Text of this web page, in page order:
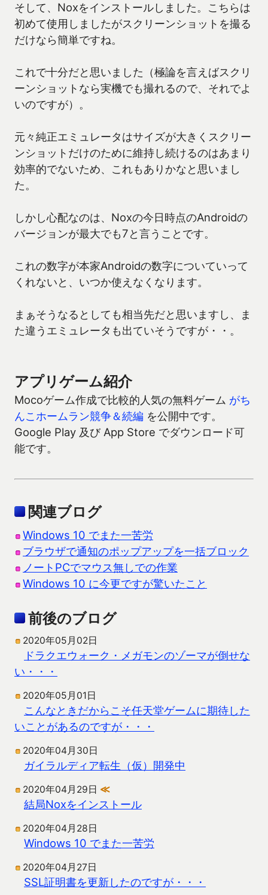
そして、Noxをインストールしました。こちらは
初めて使用しましたがスクリーンショットを撮る
だけなら簡単ですね。
これで十分だと思いました（極論を言えばスクリ
ーンショットなら実機でも撮れるので、それでよ
いのですが）。
元々純正エミュレータはサイズが大きくスクリー
ンショットだけのために維持し続けるのはあまり
効率的でないため、これもありかなと思いまし
た。
しかし心配なのは、Noxの今日時点のAndroidの
バージョンが最大でも7と言うことです。
これの数字が本家Androidの数字についていって
くれないと、いつか使えなくなります。
まぁそうなるとしても相当先だと思いますし、ま
た違うエミュレータも出ていそうですが・・。
アプリゲーム紹介
Mocoゲーム作成で比較的人気の無料ゲーム がち
んこホームラン競争＆続編 を公開中です。
Google Play 及び App Store でダウンロード可
能です。
関連ブログ
Windows 10 でまた一苦労
ブラウザで通知のポップアップを一括ブロック
ノートPCでマウス無しでの作業
Windows 10 に今更ですが驚いたこと
前後のブログ
2020年05月02日
ドラクエウォーク・メガモンのゾーマが倒せな
い・・・
2020年05月01日
こんなときだからこそ任天堂ゲームに期待した
いことがあるのですが・・・
2020年04月30日
ガイラルディア転生（仮）開発中
2020年04月29日 ≪
結局Noxをインストール
2020年04月28日
Windows 10 でまた一苦労
2020年04月27日
SSL証明書を更新したのですが・・・